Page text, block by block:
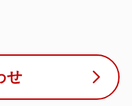
せ